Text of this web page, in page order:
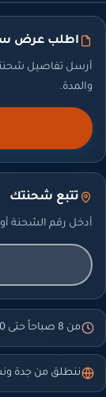
اطلب عرض
أرسل تفاصيل
والمدة.
تتبع شحنتك
أدخل رقم الشحنة أو
من 8 صباحاً حتى 10 مساءً — والطلبات أونلاين طوال الوقت
ننطلق من جدة